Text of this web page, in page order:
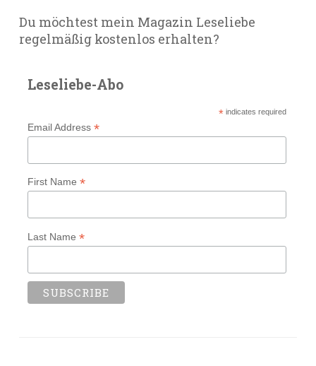
Du möchtest mein Magazin Leseliebe
regelmäßig kostenlos erhalten?
Leseliebe-Abo
*indicates required
Email Address *
First Name *
Last Name *